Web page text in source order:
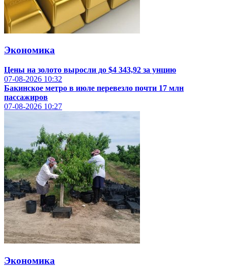
Экономика
Цены на золото выросли до $4 343,92 за унцию
07-08-2026 10:32
Бакинское метро в июле перевезло почти 17 млн
пассажиров
07-08-2026 10:27
Экономика